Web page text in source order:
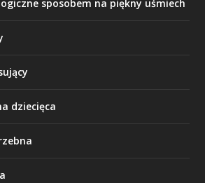
sposobem na piękny uśmiech
dziecięca